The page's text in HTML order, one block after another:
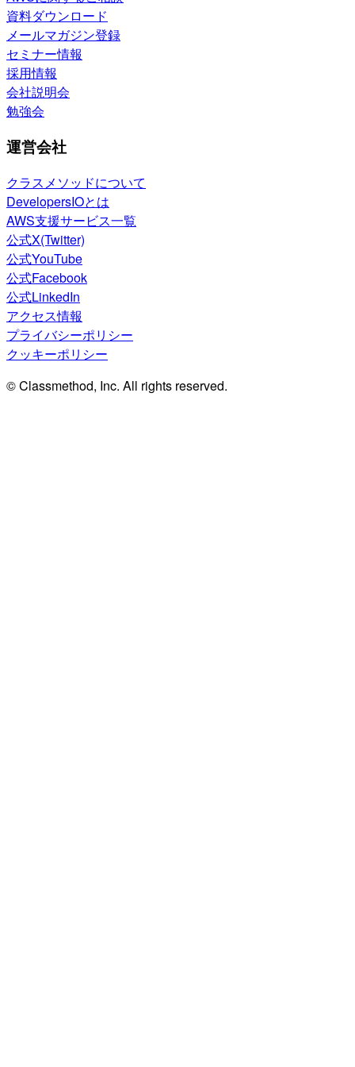
資料ダウンロード
メールマガジン登録
セミナー情報
採用情報
会社説明会
勉強会
運営会社
クラスメソッドについて
DevelopersIOとは
AWS支援サービス一覧
公式X(Twitter)
公式YouTube
公式Facebook
公式LinkedIn
アクセス情報
プライバシーポリシー
クッキーポリシー
© Classmethod, Inc. All rights reserved.